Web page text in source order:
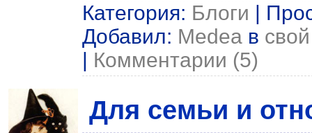
Категория: Блоги |
Добавил: Medea в
| Комментарии (5)
Для семьи и